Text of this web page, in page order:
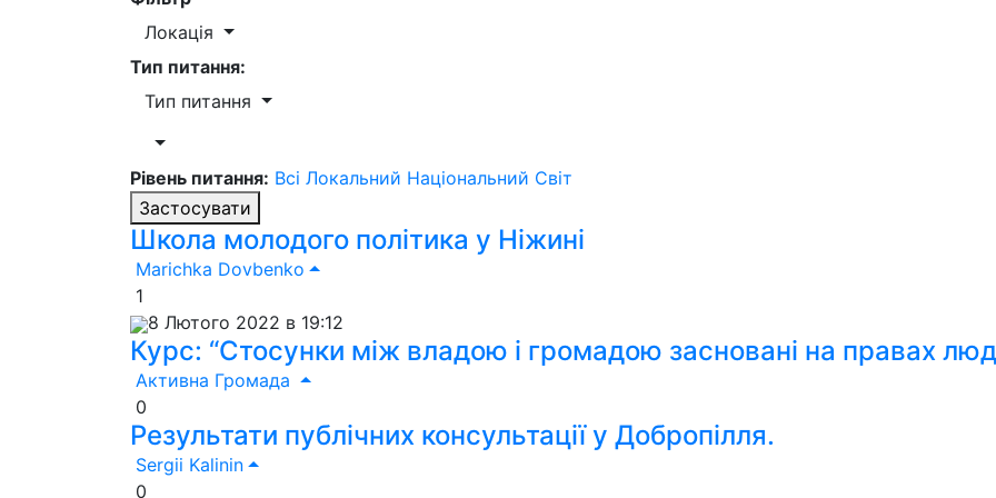
Локація
Тип питання:
Тип питання
Рівень питання: Всі Локальний Національний Світ
Застосувати
Школа молодого політика у Ніжині
Marichka Dovbenko
1
8 Лютого 2022 в 19:12
Курс: “Стосунки між владою і громадою засновані на правах
Активна Громада
0
Результати публічних консультації у Добропілля.
Sergii Kalinin
0